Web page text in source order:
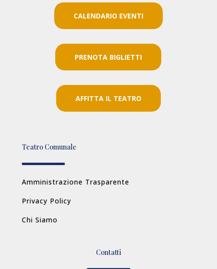
CALENDARIO EVENTI
PRENOTA BIGLIETTI
AFFITTA IL TEATRO
Teatro Comunale
Amministrazione Trasparente
Privacy Policy
Chi Siamo
Contatti